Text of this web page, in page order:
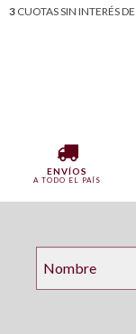
3 CUOTAS SIN INTERÉS DE
ENVÍOS
A TODO EL PAÍS